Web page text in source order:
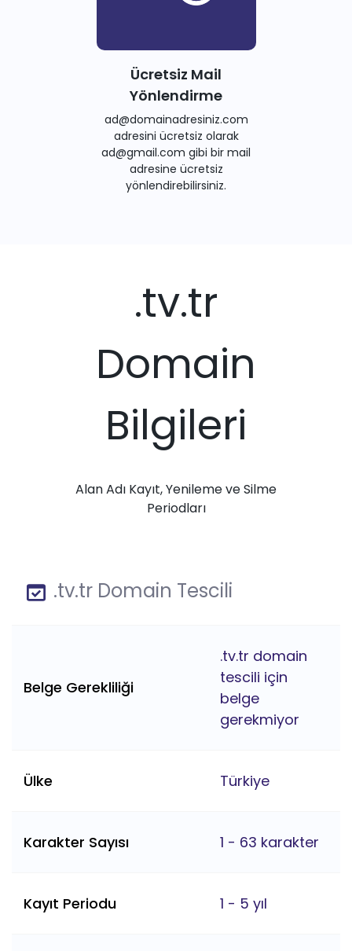
Ücretsiz Mail
Yönlendirme
ad@domainadresiniz.com
adresini ücretsiz olarak
ad@gmail.com gibi bir mail
adresine ücretsiz
yönlendirebilirsiniz.
.tv.tr
Domain
Bilgileri
Alan Adı Kayıt, Yenileme ve Silme
Periodları
.tv.tr Domain Tescili
Belge Gerekliliği
.tv.tr domain
tescili için
belge
gerekmiyor
Ülke Türkiye
Karakter Sayısı 1 - 63 karakter
Kayıt Periodu 1 - 5 yıl